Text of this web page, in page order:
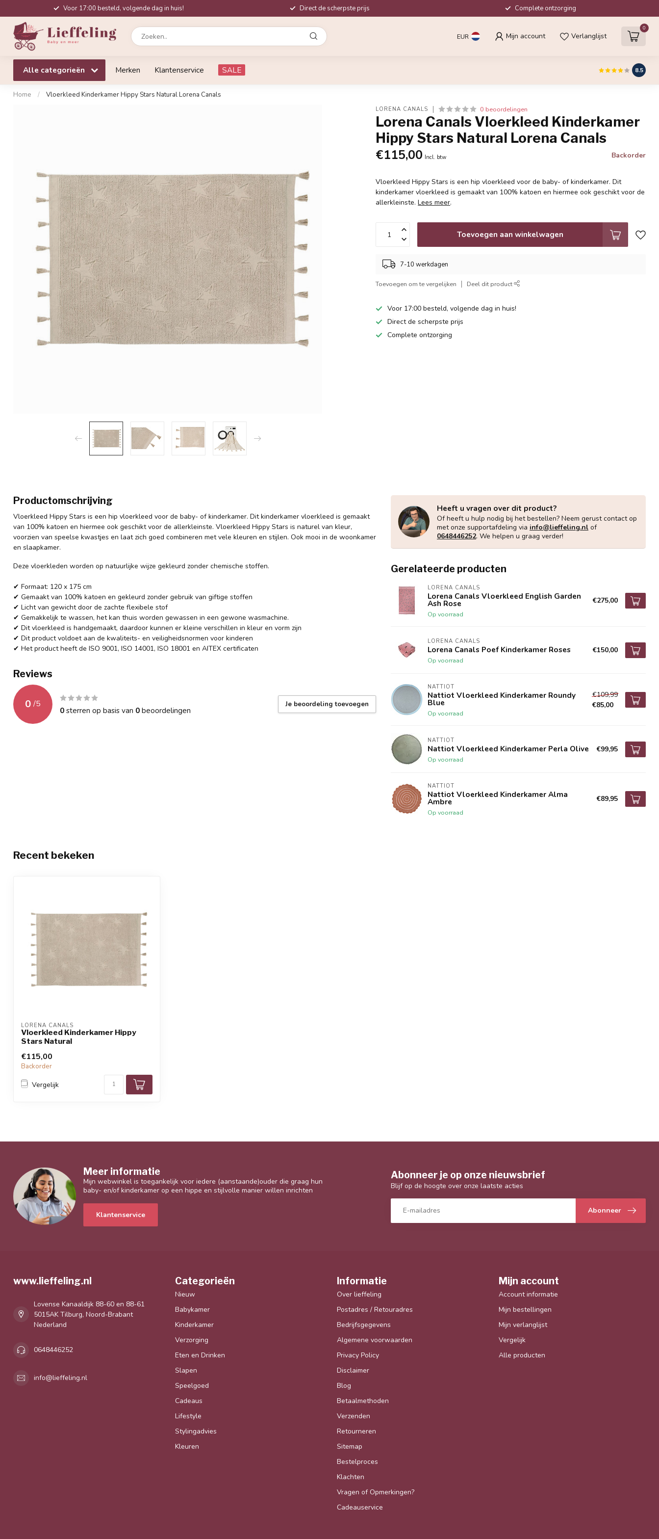
Voor 17:00 besteld, volgende dag in huis! Direct de scherpste prijs Complete ontzorging
EUR Mijn account Verlanglijst
0
Alle categorieën Merken Klantenservice SALE 8.5
Home / Vloerkleed Kinderkamer Hippy Stars Natural Lorena Canals
LORENA CANALS 0 beoordelingen
Lorena Canals Vloerkleed Kinderkamer
Hippy Stars Natural Lorena Canals
€115,00 Incl. btw Backorder
Vloerkleed Hippy Stars is een hip vloerkleed voor de baby- of kinderkamer. Dit
kinderkamer vloerkleed is gemaakt van 100% katoen en hiermee ook geschikt voor de
allerkleinste.Lees meer.
Toevoegen aan winkelwagen
7-10 werkdagen
Toevoegen om te vergelijken Deel dit product
Voor 17:00 besteld, volgende dag in huis!
Direct de scherpste prijs
Complete ontzorging
Productomschrijving
Vloerkleed Hippy Stars is een hip vloerkleed voor de baby- of kinderkamer. Dit kinderkamer vloerkleed is gemaakt
van 100% katoen en hiermee ook geschikt voor de allerkleinste. Vloerkleed Hippy Stars is naturel van kleur,
voorzien van speelse kwastjes en laat zich goed combineren met vele kleuren en stijlen. Ook mooi in de woonkamer
en slaapkamer.
Deze vloerkleden worden op natuurlijke wijze gekleurd zonder chemische stoffen.
✔ Formaat: 120 x 175 cm
✔ Gemaakt van 100% katoen en gekleurd zonder gebruik van giftige stoffen
✔ Licht van gewicht door de zachte flexibele stof
✔ Gemakkelijk te wassen, het kan thuis worden gewassen in een gewone wasmachine.
✔ Dit vloerkleed is handgemaakt, daardoor kunnen er kleine verschillen in kleur en vorm zijn
✔ Dit product voldoet aan de kwaliteits- en veiligheidsnormen voor kinderen
✔ Het product heeft de ISO 9001, ISO 14001, ISO 18001 en AITEX certificaten
Reviews
0 /5
0sterren op basis van 0beoordelingen
Je beoordeling toevoegen
Heeft u vragen over dit product?
Of heeft u hulp nodig bij het bestellen? Neem gerust contact op
met onze supportafdeling via info@lieffeling.nl of
0648446252. We helpen u graag verder!
Gerelateerde producten
LORENA CANALS
Lorena Canals Vloerkleed English Garden
Ash Rose
Op voorraad
€275,00
LORENA CANALS
Lorena Canals Poef Kinderkamer Roses
Op voorraad
€150,00
NATTIOT
Nattiot Vloerkleed Kinderkamer Roundy
Blue
Op voorraad
€109,99
€85,00
NATTIOT
Nattiot Vloerkleed Kinderkamer Perla Olive
Op voorraad
€99,95
NATTIOT
Nattiot Vloerkleed Kinderkamer Alma
Ambre
Op voorraad
€89,95
Recent bekeken
LORENA CANALS
Vloerkleed Kinderkamer Hippy
Stars Natural
€115,00
Backorder
Vergelijk
Meer informatie
Mijn webwinkel is toegankelijk voor iedere (aanstaande)ouder die graag hun
baby- en/of kinderkamer op een hippe en stijlvolle manier willen inrichten
Klantenservice
Abonneer je op onze nieuwsbrief
Blijf op de hoogte over onze laatste acties
Abonneer
www.lieffeling.nl
Lovense Kanaaldijk 88-60 en 88-61
5015AK Tilburg, Noord-Brabant
Nederland
0648446252
info@lieffeling.nl
Categorieën
Nieuw
Babykamer
Kinderkamer
Verzorging
Eten en Drinken
Slapen
Speelgoed
Cadeaus
Lifestyle
Stylingadvies
Kleuren
Informatie
Over lieffeling
Postadres / Retouradres
Bedrijfsgegevens
Algemene voorwaarden
Privacy Policy
Disclaimer
Blog
Betaalmethoden
Verzenden
Retourneren
Sitemap
Bestelproces
Klachten
Vragen of Opmerkingen?
Cadeauservice
Mijn account
Account informatie
Mijn bestellingen
Mijn verlanglijst
Vergelijk
Alle producten